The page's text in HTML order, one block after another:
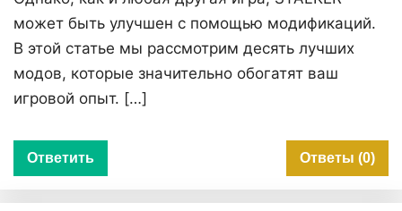
может быть улучшен с помощью модификаций.
В этой статье мы рассмотрим десять лучших
модов, которые значительно обогатят ваш
игровой опыт. […]
Ответить Ответы (0)